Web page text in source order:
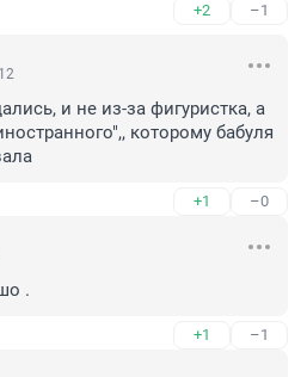
+2 –1
и не из-за фигуристка, а
которому бабуля
+1 –0
.
+1 –1